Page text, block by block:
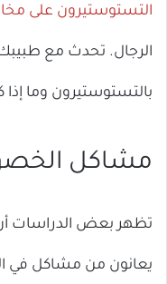
التستوستيرون على
الرجال. تحدث مع طبيبك
بالتستوستيرون وما
مشاكل
تظهر بعض الدراسات
يعانون من مشاكل في